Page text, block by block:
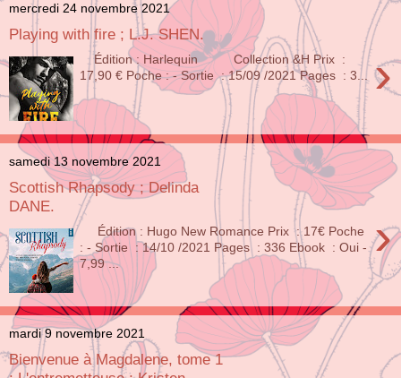
mercredi 24 novembre 2021
Playing with fire ; L.J. SHEN.
›
Édition : Harlequin Collection &H Prix :
17,90 € Poche : - Sortie : 15/09 /2021 Pages : 3...
samedi 13 novembre 2021
Scottish Rhapsody ; Delinda
DANE.
›
Édition : Hugo New Romance Prix : 17€ Poche
: - Sortie : 14/10 /2021 Pages : 336 Ebook : Oui -
7,99 ...
mardi 9 novembre 2021
Bienvenue à Magdalene, tome 1